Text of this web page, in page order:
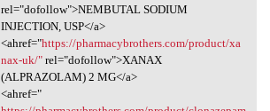
rel="dofollow">NEMBUTAL SODIUM
INJECTION, USP</a>
<ahref="https://pharmacybrothers.com/product/xa
nax-uk/"rel="dofollow">XANAX
(ALPRAZOLAM) 2 MG</a>
<ahref="